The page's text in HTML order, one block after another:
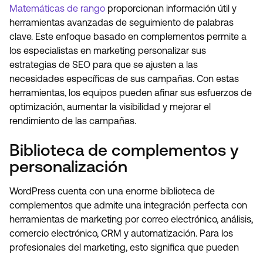
Matemáticas de rango proporcionan información útil y
herramientas avanzadas de seguimiento de palabras
clave. Este enfoque basado en complementos permite a
los especialistas en marketing personalizar sus
estrategias de SEO para que se ajusten a las
necesidades específicas de sus campañas. Con estas
herramientas, los equipos pueden afinar sus esfuerzos de
optimización, aumentar la visibilidad y mejorar el
rendimiento de las campañas.
Biblioteca de complementos y
personalización
WordPress cuenta con una enorme biblioteca de
complementos que admite una integración perfecta con
herramientas de marketing por correo electrónico, análisis,
comercio electrónico, CRM y automatización. Para los
profesionales del marketing, esto significa que pueden